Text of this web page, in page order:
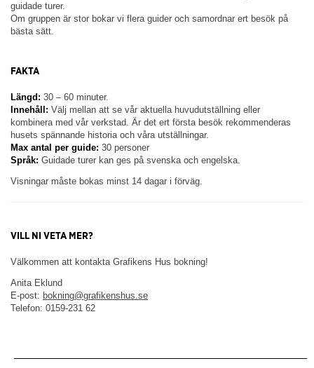
guidade turer.
Om gruppen är stor bokar vi flera guider och samordnar ert besök på
bästa sätt.
FAKTA
Längd: 30 – 60 minuter.
Innehåll: Välj mellan att se vår aktuella huvudutställning eller
kombinera med vår verkstad. Är det ert första besök rekommenderas
husets spännande historia och våra utställningar.
Max antal per guide: 30 personer
Språk: Guidade turer kan ges på svenska och engelska.
Visningar måste bokas minst 14 dagar i förväg.
VILL NI VETA MER?
Välkommen att kontakta Grafikens Hus bokning!
Anita Eklund
E-post: bokning@grafikenshus.se
Telefon: 0159-231 62